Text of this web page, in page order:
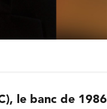
le banc de 1986